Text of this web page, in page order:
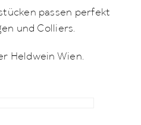
passen perfekt
und Colliers.
Heldwein Wien.